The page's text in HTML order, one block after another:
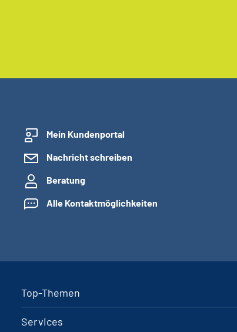
Mein Kundenportal
Nachricht schreiben
Beratung
Alle Kontaktmöglichkeiten
Top-Themen
Services